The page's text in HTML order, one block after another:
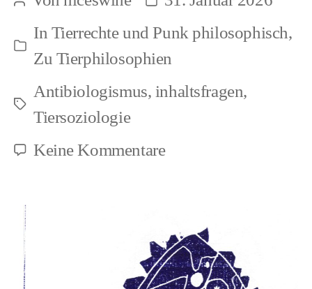
Punk
>
Nichtherrschaft:
Weltverwaltung
als
Illusion
Beitragsautor Beitragsdatum
Kategorien
In Tierrechte und Punk philosophisch,
Zu Tierphilosophien
Schlagwörter
Antibiologismus, inhaltsfragen,
Tiersoziologie
Keine Kommentarezu
>
Nichtherrschaft: